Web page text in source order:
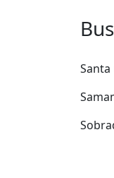
Santa